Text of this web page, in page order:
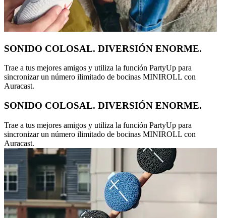
SONIDO COLOSAL. DIVERSIÓN ENORME.
Trae a tus mejores amigos y utiliza la función PartyUp para
sincronizar un número ilimitado de bocinas MINIROLL con
Auracast.
SONIDO COLOSAL. DIVERSIÓN ENORME.
Trae a tus mejores amigos y utiliza la función PartyUp para
sincronizar un número ilimitado de bocinas MINIROLL con
Auracast.